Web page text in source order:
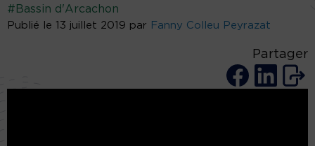
#Bassin d'Arcachon
Publié le 13 juillet 2019 par Fanny Colleu Peyrazat
Partager